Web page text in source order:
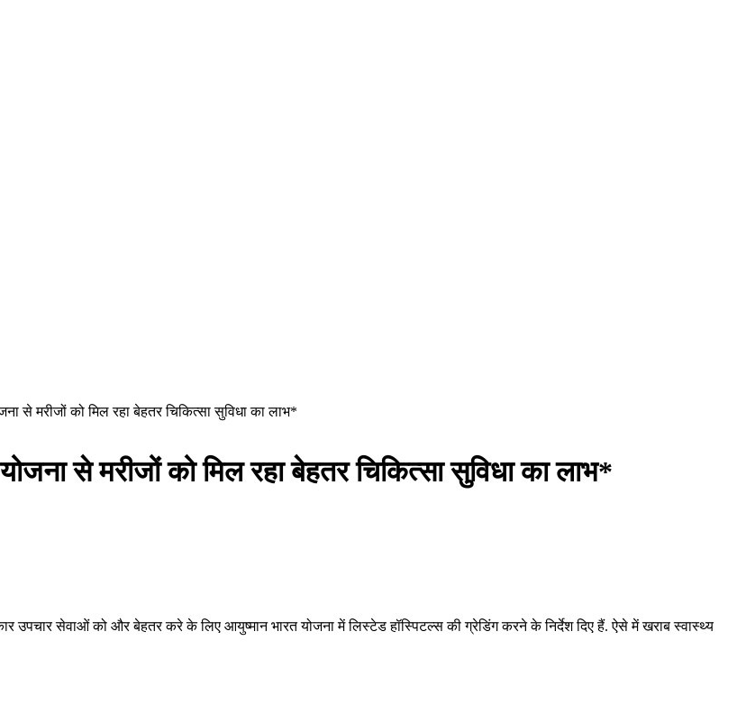
से मरीजों को मिल रहा बेहतर चिकित्सा सुविधा का लाभ*
से मरीजों को मिल रहा बेहतर चिकित्सा सुविधा का लाभ*
उपचार सेवाओं को और बेहतर करे के लिए आयुष्मान भारत योजना में लिस्टेड हॉस्पिटल्स की ग्रेडिंग करने के निर्देश दिए हैं. ऐसे में खराब स्वास्थ्य